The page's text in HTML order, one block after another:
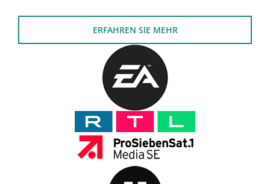
ERFAHREN SIE MEHR